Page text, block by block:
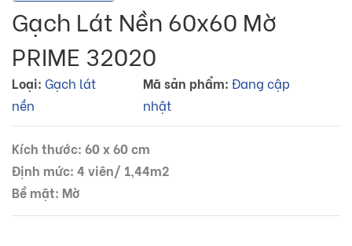
Gạch Lát Nền 60x60 Mờ
PRIME 32020
Loại: Gạch lát
nền
Mã sản phẩm: Đang cập
nhật
Kích thước: 60 x 60 cm
Định mức: 4 viên/ 1,44m2
Bề mặt: Mờ